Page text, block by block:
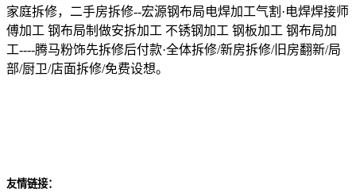
家庭拆修，二手房拆修--宏源钢布局电焊加工气割·电焊焊接师
傅加工 钢布局制做安拆加工 不锈钢加工 钢板加工 钢布局加
工----腾马粉饰先拆修后付款·全体拆修/新房拆修/旧房翻新/局
部/厨卫/店面拆修/免费设想。
友情链接：